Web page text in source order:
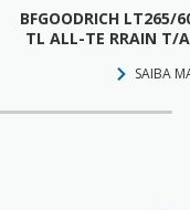
BFGOODRICH LT265/
TL ALL-TE RRAIN T/
SAIBA